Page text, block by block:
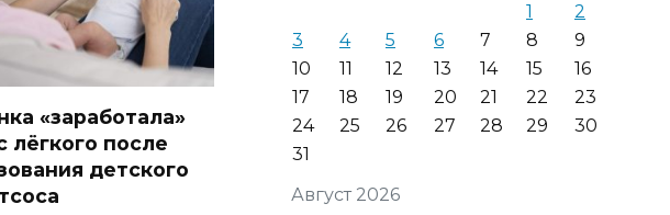
«заработала»
лёгкого после
детского
Август 2026
1
2
3
4 5 6 7 8
9
10
11 12 13 14 15
16
17
18 19 20 21 22
23
24
25 26 27 28 29
30
31